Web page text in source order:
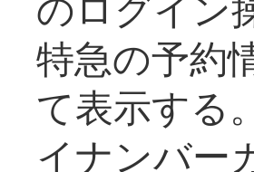
特急の予約
て表示する
イナンバー